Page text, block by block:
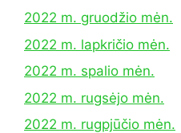
2022 m. gruodžio mėn.
2022 m. lapkričio mėn.
2022 m. spalio mėn.
2022 m. rugsėjo mėn.
2022 m. rugpjūčio mėn.